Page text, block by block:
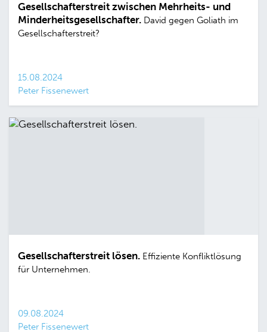
Gesellschafterstreit zwischen Mehrheits- und
Minderheitsgesellschafter. David gegen Goliath im
Gesellschafterstreit?
15.08.2024
Peter Fissenewert
Gesellschafterstreit lösen. Effiziente Konfliktlösung
für Unternehmen.
09.08.2024
Peter Fissenewert